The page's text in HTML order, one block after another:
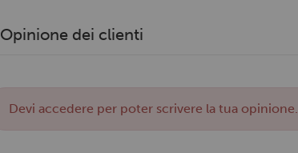
Opinione dei clienti
Devi accedere per poter scrivere la tua opinione.